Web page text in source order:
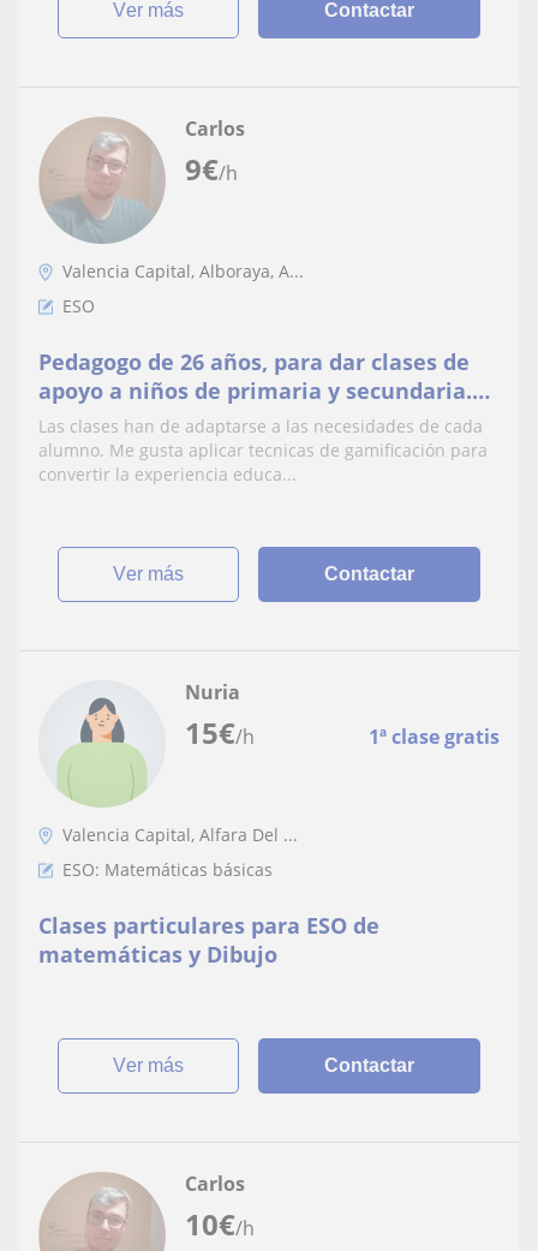
ver más Contactar
9€/h
Carlos
Valencia Capital, Alboraya, A...
ESO
Pedagogo de 26 años, para dar clases de
apoyo a niños de primaria y secundaria.
Experiencia en clases particulares y
trabajo con necesidades educativas
especiales
Las clases han de adaptarse a las necesidades de cada
alumno. Me gusta aplicar tecnicas de gamificación para
convertir la experiencia educa...
ver más Contactar
15€/h 1ª clase gratis
Nuria
Valencia Capital, Alfara Del ...
ESO: Matemáticas básicas
Clases particulares para ESO de
matemáticas y Dibujo
ver más Contactar
10€/h
Carlos